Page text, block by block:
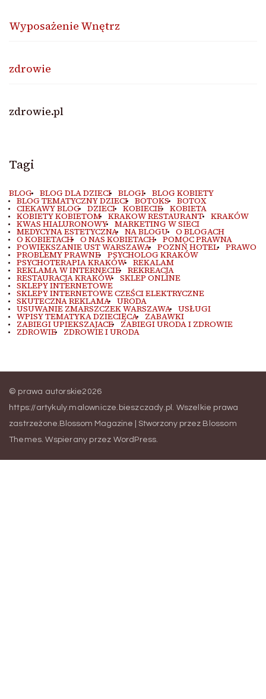
Wyposażenie Wnętrz
zdrowie
zdrowie.pl
Tagi
BLOG BLOG DLA DZIECI BLOGI BLOG KOBIETY
BLOG TEMATYCZNY DZIECI BOTOKS BOTOX
CIEKAWY BLOG DZIECI KOBIECIE KOBIETA
KOBIETY KOBIETOM KRAKOW RESTAURANT KRAKÓW
KWAS HIALURONOWY MARKETING W SIECI
MEDYCYNA ESTETYCZNA NA BLOGU O BLOGACH
O KOBIETACH O NAS KOBIETACH POMOC PRAWNA
POWIĘKSZANIE UST WARSZAWA POZNŃ HOTEL PRAWO
PROBLEMY PRAWNE PSYCHOLOG KRAKÓW
PSYCHOTERAPIA KRAKÓW REKALAM
REKLAMA W INTERNECIE REKREACJA
RESTAURACJA KRAKÓW SKLEP ONLINE
SKLEPY INTERNETOWE
SKLEPY INTERNETOWE CZEŚCI ELEKTRYCZNE
SKUTECZNA REKLAMA URODA
USUWANIE ZMARSZCZEK WARSZAWA USŁUGI
WPISY TEMATYKA DZIECIĘCA ZABAWKI
ZABIEGI UPIEKSZAJACE ZABIEGI URODA I ZDROWIE
ZDROWIE ZDROWIE I URODA
© prawa autorskie2026
https://artykuly.malownicze.bieszczady.pl . Wszelkie prawa
zastrzeżone. Blossom Magazine | Stworzony przez Blossom
Themes. Wspierany przez WordPress.